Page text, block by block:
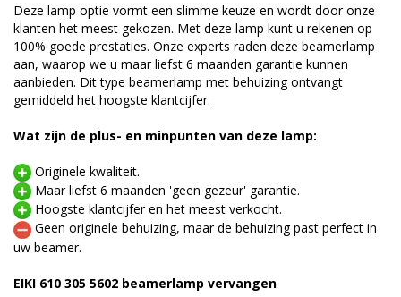
Deze lamp optie vormt een slimme keuze en wordt door onze
klanten het meest gekozen. Met deze lamp kunt u rekenen op
100% goede prestaties. Onze experts raden deze beamerlamp
aan, waarop we u maar liefst 6 maanden garantie kunnen
aanbieden. Dit type beamerlamp met behuizing ontvangt
gemiddeld het hoogste klantcijfer.
Wat zijn de plus- en minpunten van deze lamp:
Originele kwaliteit.
Maar liefst 6 maanden 'geen gezeur' garantie.
Hoogste klantcijfer en het meest verkocht.
Geen originele behuizing, maar de behuizing past perfect in
uw beamer.
EIKI 610 305 5602 beamerlamp vervangen